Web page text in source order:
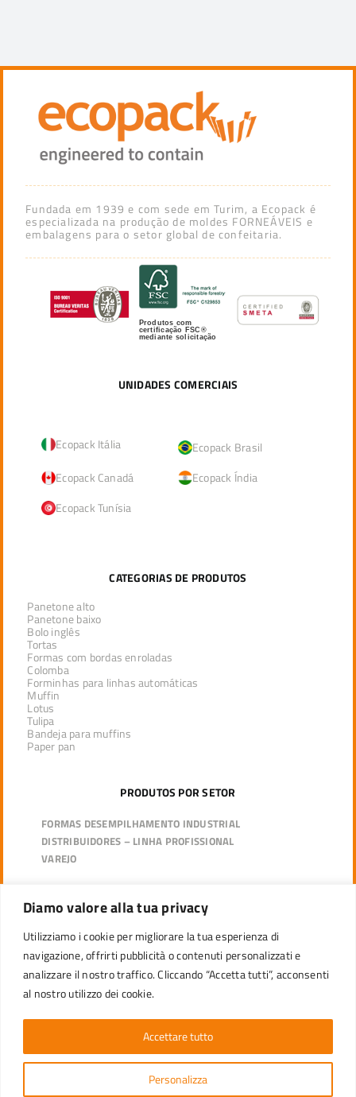
Diamo valore alla tua privacy
Utilizziamo i cookie per migliorare la tua esperienza di
navigazione, offrirti pubblicità o contenuti personalizzati e
analizzare il nostro traffico. Cliccando “Accetta tutti”, acconsenti
al nostro utilizzo dei cookie.
Personalizza
Accettare tutto
Fundada em 1939 e com sede em Turim, a Ecopack é
especializada na produção de moldes FORNEÁVEIS e
embalagens para o setor global de confeitaria.
Produtos com
certificação FSC®
mediante solicitação
UNIDADES COMERCIAIS
Ecopack Itália
Ecopack Brasil
Ecopack Canadá
Ecopack Índia
Ecopack Tunísia
CATEGORIAS DE PRODUTOS
Panetone alto
Panetone baixo
Bolo inglês
Tortas
Formas com bordas enroladas
Colomba
Forminhas para linhas automáticas
Muffin
Lotus
Tulipa
Bandeja para muffins
Paper pan
PRODUTOS POR SETOR
FORMAS DESEMPILHAMENTO INDUSTRIAL
DISTRIBUIDORES – LINHA PROFISSIONAL
VAREJO
Para qualquer informação, envie um e-mail para o nosso
Serviço de Atendimento ao Cliente ou entre em contato
conosco pelas mídias sociais.
brasil_comercial@ecopack.com